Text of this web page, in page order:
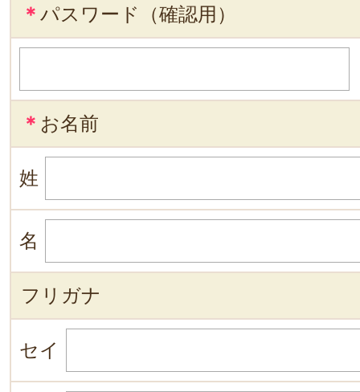
＊ パスワード（確認用）
＊ お名前
姓
名
フリガナ
セイ